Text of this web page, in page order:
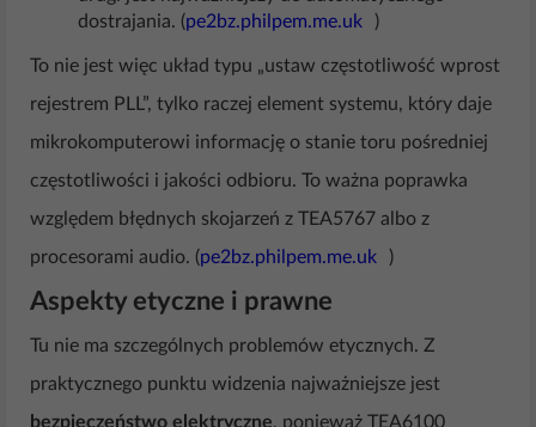
dostrajania. (pe2bz.philpem.me.uk )
To nie jest więc układ typu „ustaw częstotliwość wprost
rejestrem PLL”, tylko raczej element systemu, który daje
mikrokomputerowi informację o stanie toru pośredniej
częstotliwości i jakości odbioru. To ważna poprawka
względem błędnych skojarzeń z TEA5767 albo z
procesorami audio. (pe2bz.philpem.me.uk )
Aspekty etyczne i prawne
Tu nie ma szczególnych problemów etycznych. Z
praktycznego punktu widzenia najważniejsze jest
bezpieczeństwo elektryczne, ponieważ TEA6100